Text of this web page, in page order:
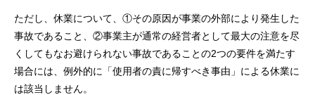
ただし、休業について、①その原因が事業の外部により発生した
事故であること、②事業主が通常の経営者として最大の注意を尽
くしてもなお避けられない事故であることの2つの要件を満たす
場合には、例外的に「使用者の責に帰すべき事由」による休業に
は該当しません。